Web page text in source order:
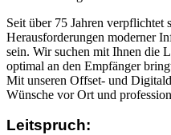
Seit über 75 Jahren verpflichtet
Herausforderungen moderner
sein. Wir suchen mit Ihnen die
optimal an den Empfänger
Mit unseren Offset- und
Wünsche vor Ort und
Leitspruch: